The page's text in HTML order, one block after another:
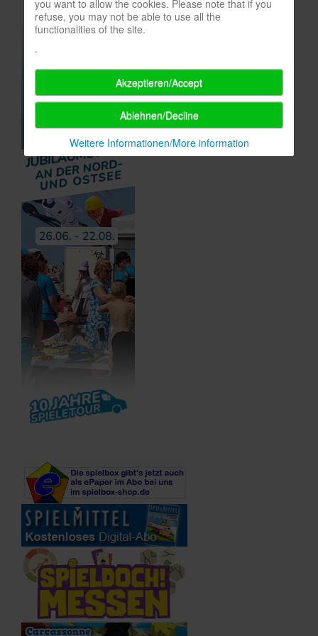
you want to allow the cookies. Please note that if you
refuse, you may not be able to use all the
functionalities of the site.
.
Akzeptieren/Accept
Ablehnen/Decline
Weitere Informationen/More information